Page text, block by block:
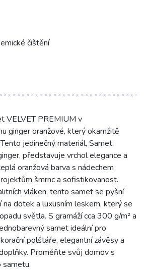
čištění
VELVET PREMIUM v
ginger oranžové, který okamžitě
jedinečný materiál, Samet
představuje vrchol elegance a
oranžová barva s nádechem
šmrnc a sofistikovanost.
vláken, tento samet se pyšní
dotek a luxusním leskem, který se
světla. S gramáží cca 300 g/m² a
samet ideální pro
polštáře, elegantní závěsy a
Proměňte svůj domov s